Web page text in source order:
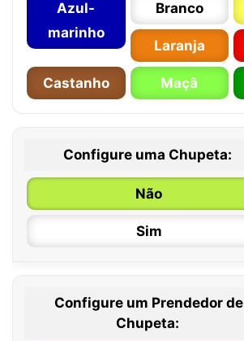
Azul-
marinho
Branco
Laranja
Castanho Maçã
Configure uma Chupeta:
Não
Sim
0 / 6 meses
Configure um Prendedor de
Chupeta: